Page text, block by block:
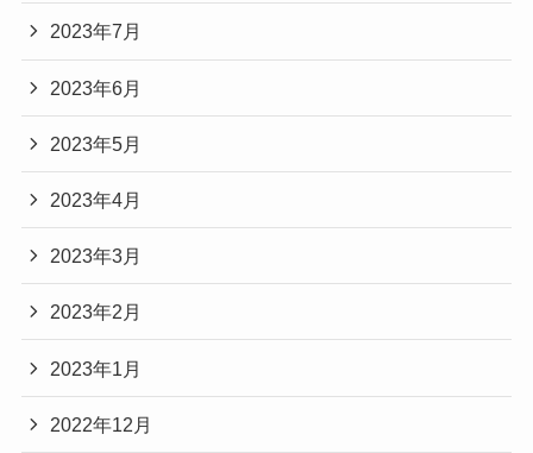
2023年7月
2023年6月
2023年5月
2023年4月
2023年3月
2023年2月
2023年1月
2022年12月